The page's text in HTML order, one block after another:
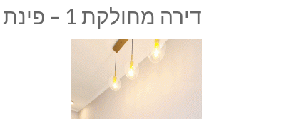
דירה מחולקת 1 – פינת אוכל